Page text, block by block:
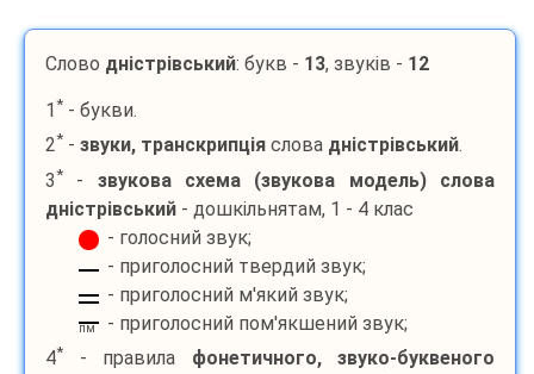
Слово дністрівський: букв - 13, звуків - 12
1 * - букви.
2* - звуки, транскрипція слова дністрівський.
3* - звукова схема (звукова модель) слова
дністрівський - дошкільнятам, 1 - 4 клас
- голосний звук;
- приголосний твердий звук;
- приголосний м'який звук;
пм
- приголосний пом'якшений звук;
4* - правила фонетичного, звуко-буквеного